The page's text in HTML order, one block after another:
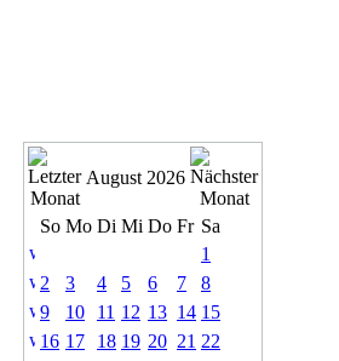
August 2026
So Mo Di Mi Do Fr Sa
1
2
3 4 5 6 7
8
9
10 11 12 13 14 15
16 17 18 19 20 21 22